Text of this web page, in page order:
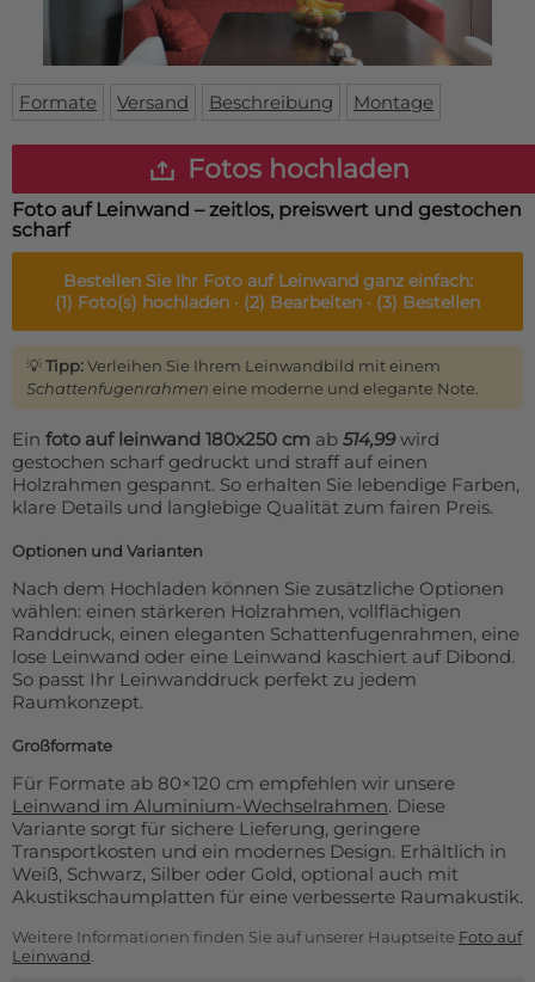
Bodenmatte
Custom skateboard deck
Formate Versand Beschreibung Montage
Fotos hochladen
Foto auf Leinwand – zeitlos, preiswert und gestochen
scharf
Bestellen Sie Ihr Foto auf Leinwandganz einfach:
(1) Foto(s) hochladen · (2) Bearbeiten · (3) Bestellen
💡Tipp:Verleihen Sie Ihrem Leinwandbild mit einem
Schattenfugenrahmen eine moderne und elegante Note.
Ein foto auf leinwand 180x250 cm ab 514,99wird
gestochen scharf gedruckt und straff auf einen
Holzrahmen gespannt. So erhalten Sie lebendige Farben,
klare Details und langlebige Qualität zum fairen Preis.
Optionen und Varianten
Nach dem Hochladen können Sie zusätzliche Optionen
wählen: einen stärkeren Holzrahmen, vollflächigen
Randdruck, einen eleganten Schattenfugenrahmen, eine
lose Leinwand oder eine Leinwand kaschiert auf Dibond.
So passt Ihr Leinwanddruck perfekt zu jedem
Raumkonzept.
Großformate
Für Formate ab 80×120 cm empfehlen wir unsere
Leinwand im Aluminium-Wechselrahmen. Diese
Variante sorgt für sichere Lieferung, geringere
Transportkosten und ein modernes Design. Erhältlich in
Weiß, Schwarz, Silber oder Gold, optional auch mit
Akustikschaumplatten für eine verbesserte Raumakustik.
Weitere Informationen finden Sie auf unserer Hauptseite Foto auf
Leinwand